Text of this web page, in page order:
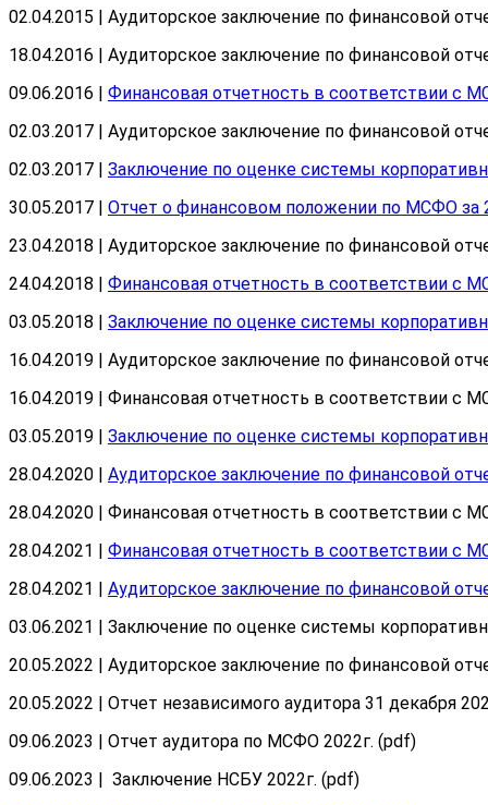
02.04.2015 | Аудиторское заключение по финансовой
18.04.2016 | Аудиторское заключение по финансовой
09.06.2016 | Финансовая отчетность в соответствии с
02.03.2017 | Аудиторское заключение по финансовой
02.03.2017 | Заключение по оценке системы
30.05.2017 | Отчет о финансовом положении по МСФО за
23.04.2018 | Аудиторское заключение по финансовой
24.04.2018 | Финансовая отчетность в соответствии с
03.05.2018 | Заключение по оценке системы
16.04.2019 | Аудиторское заключение по финансовой
16.04.2019 | Финансовая отчетность в соответствии с
03.05.2019 | Заключение по оценке системы
28.04.2020 | Аудиторское заключение по финансовой
28.04.2020 | Финансовая отчетность в соответствии с
28.04.2021 | Финансовая отчетность в соответствии с
28.04.2021 | Аудиторское заключение по финансовой
03.06.2021 | Заключение по оценке системы
20.05.2022 | Аудиторское заключение по финансовой
20.05.2022 | Отчет независимого аудитора 31 декабря
09.06.2023 | Отчет аудитора по МСФО 2022г. (pdf)
09.06.2023 | Заключение НСБУ 2022г. (pdf)